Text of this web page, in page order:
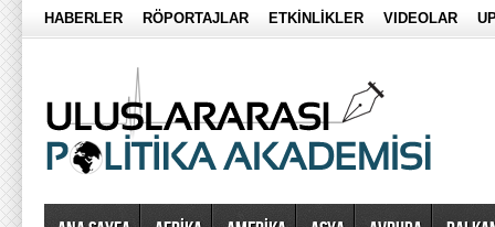
HABERLER RÖPORTAJLAR ETKİNLİKLER VIDEOLAR